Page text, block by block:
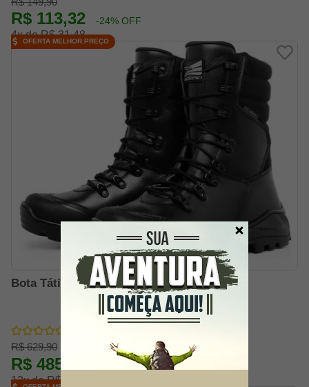
R$ 113,32 -24% OFF
4x de R$ 31,48
Bota Tática Acero Choque Pro Preto
R$ 629,90
R$ 485,92 -23% OFF
12x de R$ 44,99
OFERTA MELHOR PREÇO